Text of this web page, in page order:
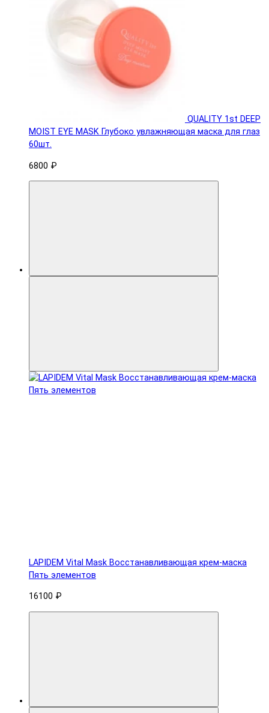
QUALITY 1st DEEP
MOIST EYE MASK Глубоко увлажняющая маска для глаз
60шт.
6800 ₽
LAPIDEM Vital Mask Восстанавливающая крем-маска
Пять элементов
16100 ₽